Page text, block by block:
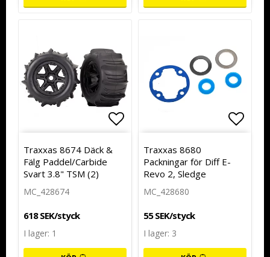
Lägg till i favoritlistan
Traxxas 8674 Däck &
Fälg Paddel/Carbide
Svart 3.8" TSM (2)
MC_428674
618 SEK/styck
I lager: 1
Traxxas 8680
Packningar för Diff E-
Revo 2, Sledge
MC_428680
55 SEK/styck
I lager: 3